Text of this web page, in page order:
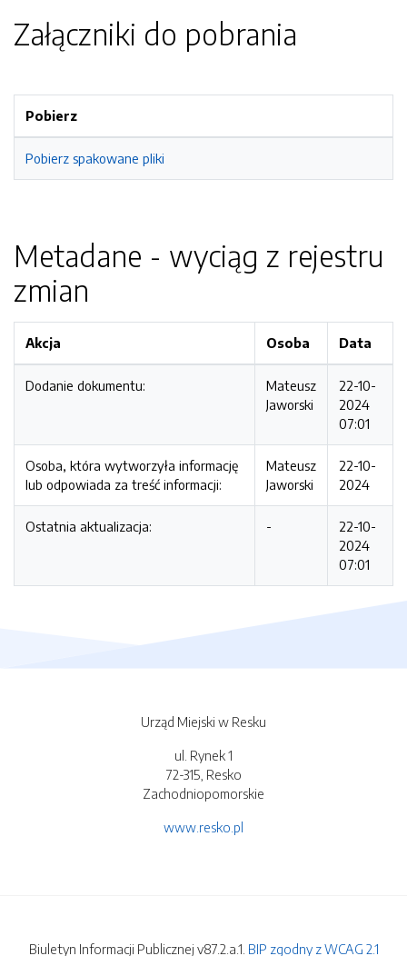
Załączniki do pobrania
Pobierz
Pobierz spakowane pliki
Metadane - wyciąg z rejestru
zmian
Akcja Osoba Data
Dodanie dokumentu:
Mateusz
Jaworski
22-10-
2024
07:01
Osoba, która wytworzyła informację
lub odpowiada za treść informacji:
Mateusz
Jaworski
22-10-
2024
Ostatnia aktualizacja: -
22-10-
2024
07:01
Urząd Miejski w Resku
ul. Rynek 1
72-315, Resko
Zachodniopomorskie
www.resko.pl
Biuletyn Informacji Publicznej v87.2.a.1. BIP zgodny z WCAG 2.1